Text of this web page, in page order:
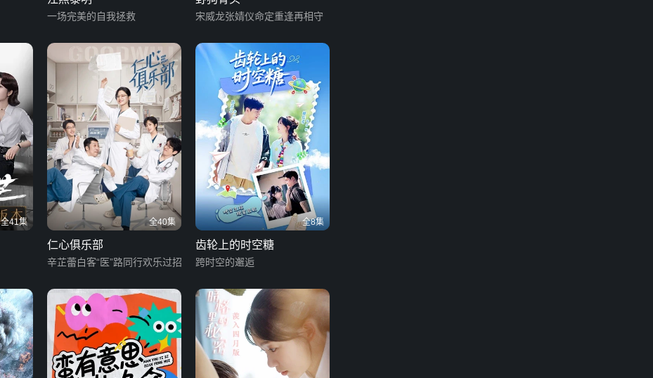
一场完美的自我拯救 宋威龙张婧仪命定重逢再相守
全41集 全40集
仁心俱乐部
辛芷蕾白客“医”路同行欢乐过招
全8集
齿轮上的时空糖
跨时空的邂逅